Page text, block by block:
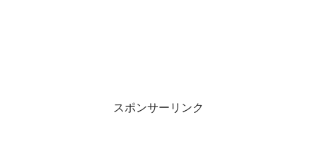
スポンサーリンク